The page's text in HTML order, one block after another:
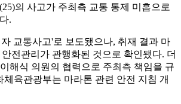
의 사고가 주최측 교통 통제 미흡으로
.
교통사고'로 보도됐으나, 취재 결과 마
전관리가 관행화된 것으로 확인됐다. 더
해식 의원의 협력으로 주최측 책임을 규
체육관광부는 마라톤 관련 안전 지침 개